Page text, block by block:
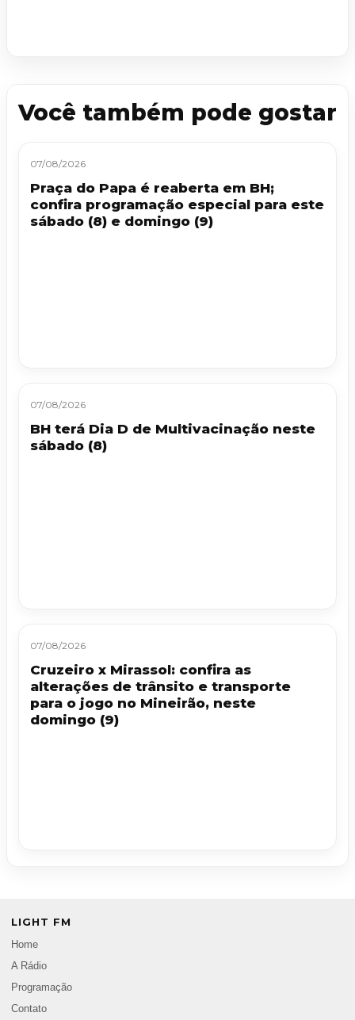
Você também pode gostar
07/08/2026
Praça do Papa é reaberta em BH;
confira programação especial para este
sábado (8) e domingo (9)
07/08/2026
BH terá Dia D de Multivacinação neste
sábado (8)
07/08/2026
Cruzeiro x Mirassol: confira as
alterações de trânsito e transporte
para o jogo no Mineirão, neste
domingo (9)
LIGHT FM
Home
A Rádio
Programação
Contato